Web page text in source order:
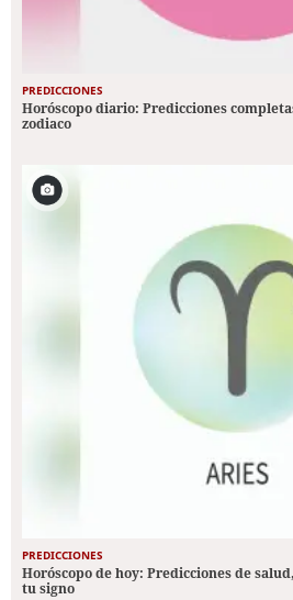
PREDICCIONES
Horóscopo diario: Predicciones
zodiaco
PREDICCIONES
Horóscopo de hoy: Predicciones de
tu signo